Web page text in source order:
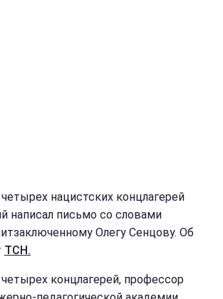
нацистских концлагерей
написал письмо со словами
Олегу Сенцову. Об
ТСН.
концлагерей, профессор